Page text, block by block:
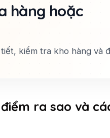
hàng hoặc
kiểm tra kho hàng và
ra sao và